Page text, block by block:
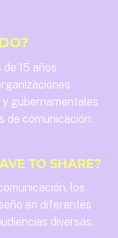
15 años
y gubernamentales
de comunicación.
TO SHARE?
los
en diferentes
diversas.